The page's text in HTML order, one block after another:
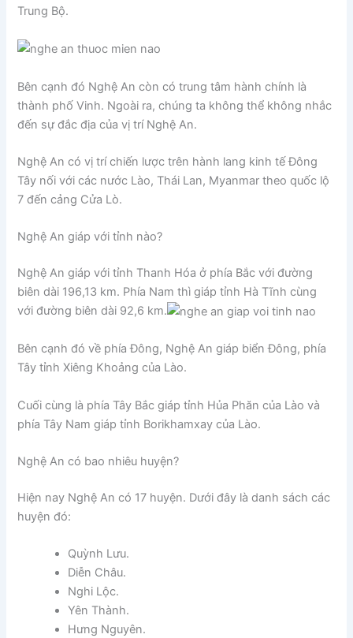
Trung Bộ.
Bên cạnh đó Nghệ An còn có trung tâm hành chính là
thành phố Vinh. Ngoài ra, chúng ta không thể không nhắc
đến sự đắc địa của vị trí Nghệ An.
Nghệ An có vị trí chiến lược trên hành lang kinh tế Đông
Tây nối với các nước Lào, Thái Lan, Myanmar theo quốc lộ
7 đến cảng Cửa Lò.
Nghệ An giáp với tỉnh nào?
Nghệ An giáp với tỉnh Thanh Hóa ở phía Bắc với đường
biên dài 196,13 km. Phía Nam thì giáp tỉnh Hà Tĩnh cùng
với đường biên dài 92,6 km.
Bên cạnh đó về phía Đông, Nghệ An giáp biển Đông, phía
Tây tỉnh Xiêng Khoảng của Lào.
Cuối cùng là phía Tây Bắc giáp tỉnh Hủa Phăn của Lào và
phía Tây Nam giáp tỉnh Borikhamxay của Lào.
Nghệ An có bao nhiêu huyện?
Hiện nay Nghệ An có 17 huyện. Dưới đây là danh sách các
huyện đó:
Quỳnh Lưu.
Diễn Châu.
Nghi Lộc.
Yên Thành.
Hưng Nguyên.